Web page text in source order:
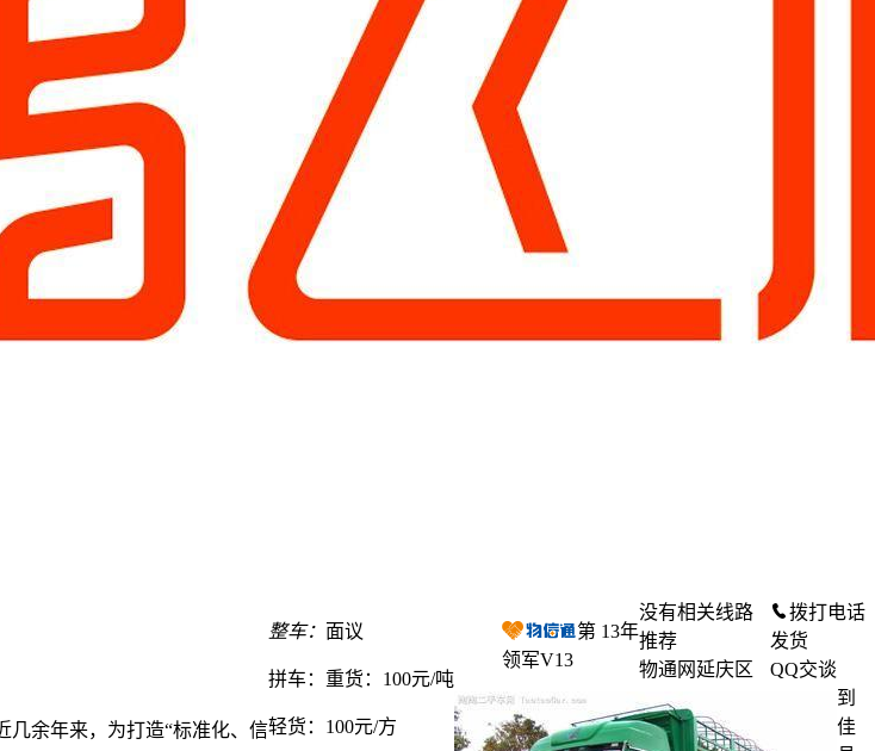
几余年来，为打造“标准化、信
整车： 面议
拼车： 重货：100元/吨
轻货： 100元/方
第 13年
领军V13
拨打电话
发货
QQ交谈
没有相关线路
推荐
物通网延庆区
到
佳